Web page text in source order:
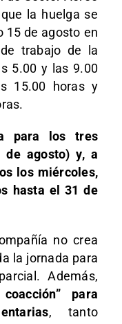
la huelga se
15 de agosto en
trabajo de la
5.00 y las 9.00
15.00 horas y
para los tres
agosto) y, a
los miércoles,
hasta el 31 de
no crea
la jornada para
Además,
para
, tanto